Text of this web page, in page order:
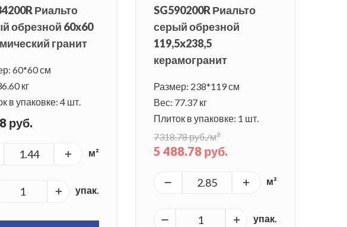
Риальто
обрезной 60x60
гранит
60*60 см
кг
в упаковке: 4 шт.
руб.
м²
упак.
SG590200R Риальто
серый обрезной
119,5x238,5
керамогранит
Размер: 238*119 см
Вес: 77.37 кг
Плиток в упаковке: 1 шт.
7318.78 руб./м2
5 488.78 руб.
м²
упак.